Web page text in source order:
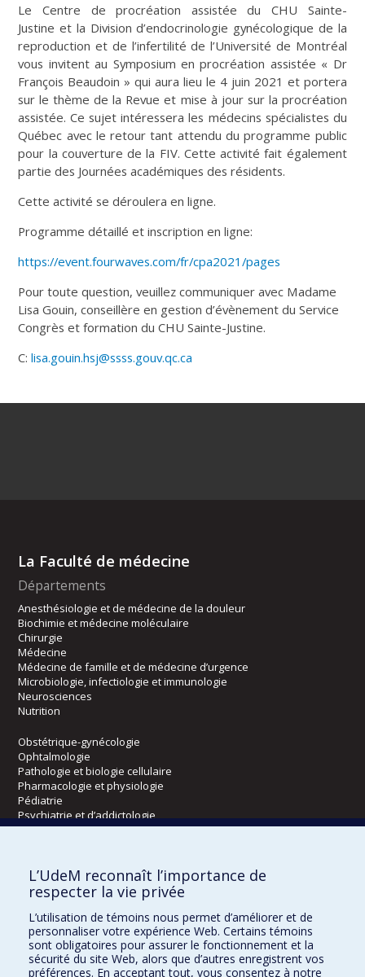
Le Centre de procréation assistée du CHU Sainte-
Justine et la Division d’endocrinologie gynécologique de la
reproduction et de l’infertilité de l’Université de Montréal
vous invitent au Symposium en procréation assistée « Dr
François Beaudoin » qui aura lieu le 4 juin 2021 et portera
sur le thème de la Revue et mise à jour sur la procréation
assistée. Ce sujet intéressera les médecins spécialistes du
Québec avec le retour tant attendu du programme public
pour la couverture de la FIV. Cette activité fait également
partie des Journées académiques des résidents.
Cette activité se déroulera en ligne.
Programme détaillé et inscription en ligne:
https://event.fourwaves.com/fr/cpa2021/pages
Pour toute question, veuillez communiquer avec Madame
Lisa Gouin, conseillère en gestion d’évènement du Service
Congrès et formation du CHU Sainte-Justine.
C:lisa.gouin.hsj@ssss.gouv.qc.ca
La Faculté de médecine
Départements
Anesthésiologie et de médecine de la douleur
Biochimie et médecine moléculaire
Chirurgie
Médecine
Médecine de famille et de médecine d’urgence
Microbiologie, infectiologie et immunologie
Neurosciences
Nutrition
Obstétrique-gynécologie
Ophtalmologie
Pathologie et biologie cellulaire
Pharmacologie et physiologie
Pédiatrie
Psychiatrie et d’addictologie
Radiologie, radio-oncologie et médecine nucléaire
Écoles
Orthophonie et audiologie
Réadaptation
L’UdeM reconnaît l’importance de
respecter la vie privée
L’utilisation de témoins nous permet d’améliorer et de
personnaliser votre expérience Web. Certains témoins
sont obligatoires pour assurer le fonctionnement et la
sécurité du site Web, alors que d’autres enregistrent vos
préférences. En acceptant tout, vous consentez à notre